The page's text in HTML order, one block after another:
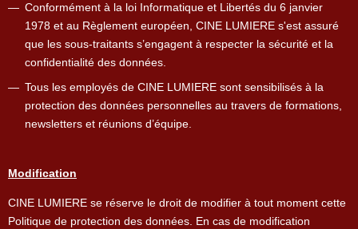
Conformément à la loi Informatique et Libertés du 6 janvier
1978 et au Règlement européen, CINE LUMIERE s'est assuré
que les sous-traitants s’engagent à respecter la sécurité et la
confidentialité des données.
Tous les employés de CINE LUMIERE sont sensibilisés à la
protection des données personnelles au travers de formations,
newsletters et réunions d’équipe.
Modification
CINE LUMIERE se réserve le droit de modifier à tout moment cette
Politique de protection des données. En cas de modification